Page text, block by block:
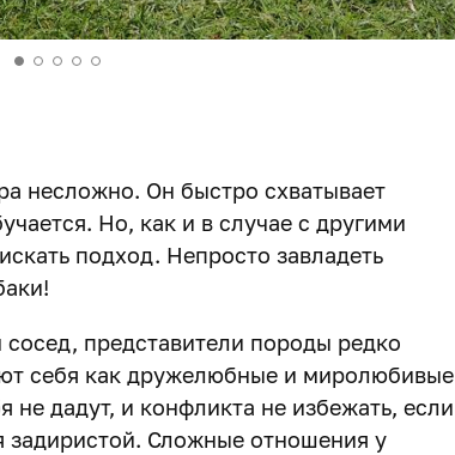
несложно. Он быстро схватывает
Но, как и в случае с другими
подход. Непросто завладеть
представители породы редко
себя как дружелюбные и миролюбивые
дадут, и конфликта не избежать, если
задиристой. Сложные отношения у